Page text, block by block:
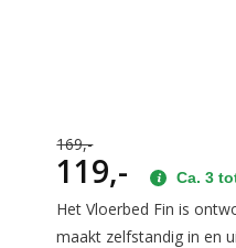
169,-
119,- Ca. 3
Het Vloerbed Fin is
maakt zelfstandig in en